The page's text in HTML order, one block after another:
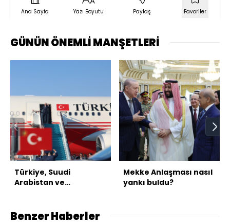
Ana Sayfa Yazı Boyutu Paylaş Favoriler
GÜNÜN ÖNEMLİ MANŞETLERİ
Türkiye, Suudi
Arabistan ve
Mekke Anlaşması nasıl
yankı buldu?
Benzer Haberler